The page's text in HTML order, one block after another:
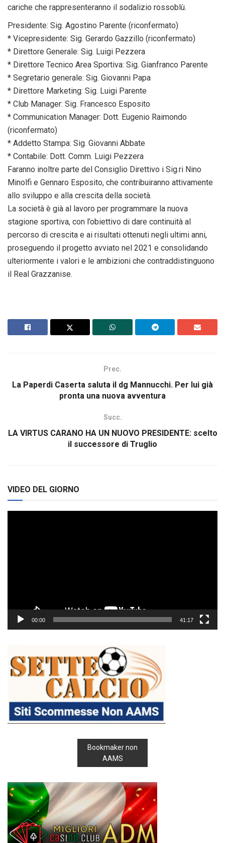
cariche che rappresenteranno il sodalizio rossoblù.
Presidente: Sig. Agostino Parente (riconfermato)
* Vicepresidente: Sig. Gerardo Gazzillo (riconfermato)
* Direttore Generale: Sig. Luigi Pezzera
* Direttore Tecnico Area Sportiva: Sig. Gianfranco Parente
* ⁠Segretario generale: Sig. Giovanni Papa
* Direttore Marketing: Sig. Luigi Parente
* Club Manager: Sig. Francesco Esposito
* Communication Manager: Dott. Eugenio Raimondo
(riconfermato)
* Addetto Stampa: Sig. Giovanni Abbate
* Contabile: Dott. Comm. Luigi Pezzera
Faranno inoltre parte del Consiglio Direttivo i Sig.ri Nino
Minolfi e Gennaro Esposito, che contribuiranno attivamente
allo sviluppo e alla crescita della società.
La società è già al lavoro per programmare la nuova
stagione sportiva, con l’obiettivo di dare continuità al
percorso di crescita e ai risultati ottenuti negli ultimi anni,
proseguendo il progetto avviato nel 2021 e consolidando
ulteriormente i valori e le ambizioni che contraddistinguono
il Real Grazzanise.
Prec.
La Paperdi Caserta saluta il dg Mannucchi. Per lui già
pronta una nuova avventura
Succ.
LA VIRTUS CARANO HA UN NUOVO PRESIDENTE: scelto
il successore di Truglio
VIDEO DEL GIORNO
00:00 41:17
Bookmaker non
AAMS